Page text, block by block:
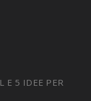
E 5 IDEE PER